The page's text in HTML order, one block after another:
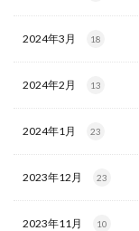
2024年3月 18
2024年2月 13
2024年1月 23
2023年12月 23
2023年11月 10